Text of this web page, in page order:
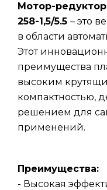
Мотор-
258-1,5/5.5 – это
в области
Этот
преимущества
высоким
компактностью,
решением для
применений.
Преимущества:
- Высокая